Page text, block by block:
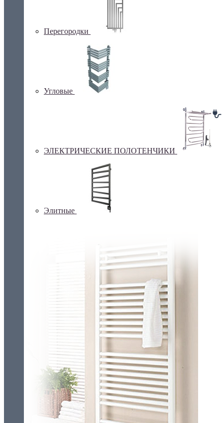
Перегородки
Угловые
ЭЛЕКТРИЧЕСКИЕ ПОЛОТЕНЧИКИ
Элитные